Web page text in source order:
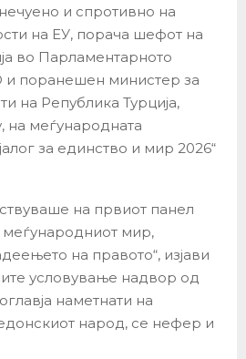
и спротивно на
на ЕУ, порача шефот на
во Парламентарното
поранешен министер за
на Република Турција,
на меѓународната
за единство и мир 2026“
на првиот панел
мир,
на правото“, изјави
условување надвор од
наметнати на
народ, се нефер и